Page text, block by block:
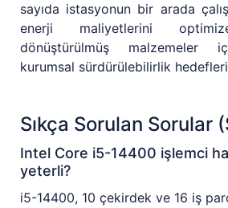
sayıda istasyonun bir arada
enerji maliyetlerini
dönüştürülmüş malzemeler
kurumsal sürdürülebilirlik
Sıkça Sorulan Sorular
Intel Core i5-14400 işlemci
yeterli?
i5-14400, 10 çekirdek ve 16 iş